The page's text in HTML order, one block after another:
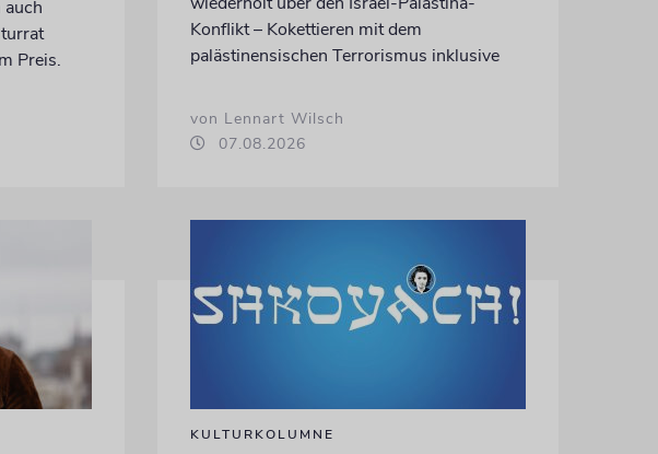
Preis.
Konflikt – Kokettieren mit dem
palästinensischen Terrorismus inklusive
von Lennart Wilsch
07.08.2026
KULTURKOLUMNE